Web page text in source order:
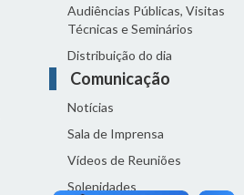
Audiências Públicas, Visitas
Técnicas e Seminários
Distribuição do dia
Comunicação
Notícias
Sala de Imprensa
Vídeos de Reuniões
Solenidades